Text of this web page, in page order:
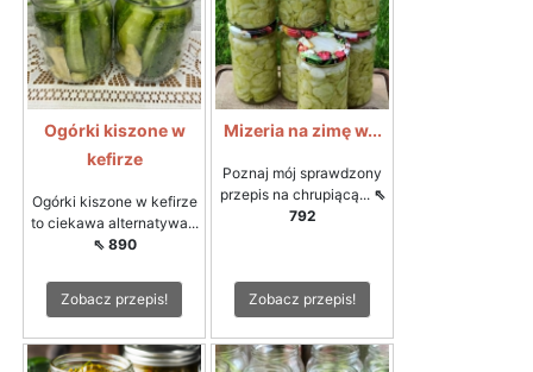
Ogórki kiszone w
kefirze
Ogórki kiszone w kefirze
to ciekawa alternatywa...
⇖ 890
Zobacz przepis!
Mizeria na zimę w...
Poznaj mój sprawdzony
przepis na chrupiącą... ⇖
792
Zobacz przepis!